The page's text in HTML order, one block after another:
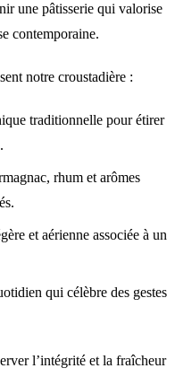
une pâtisserie qui valorise
contemporaine.
notre croustadière :
traditionnelle pour étirer
rhum et arômes
et aérienne associée à un
qui célèbre des gestes
l’intégrité et la fraîcheur